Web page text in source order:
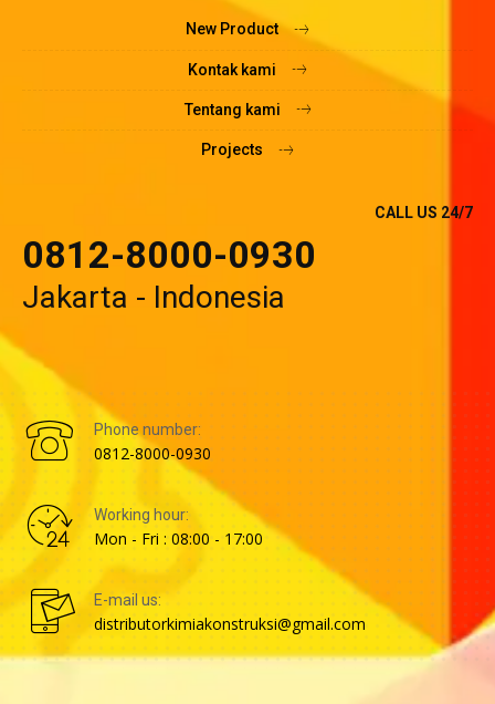
New Product
Kontak kami
Tentang kami
Projects
CALL US 24/7
0812-8000-0930
Jakarta - Indonesia
Phone number:
0812-8000-0930
Working hour:
Mon - Fri : 08:00 - 17:00
E-mail us:
distributorkimiakonstruksi@gmail.com